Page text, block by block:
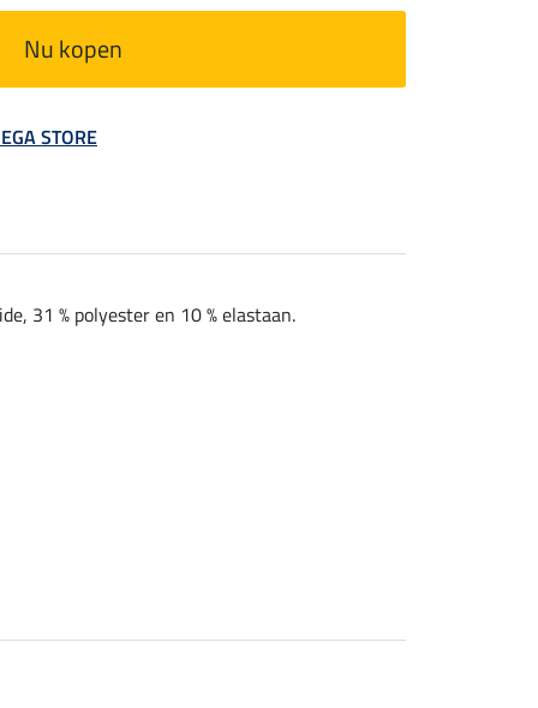
Nu kopen
STORE
31 % polyester en 10 % elastaan.